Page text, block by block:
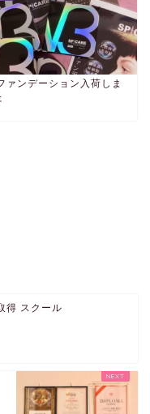
ァンデーション入荷しま
得 スクール